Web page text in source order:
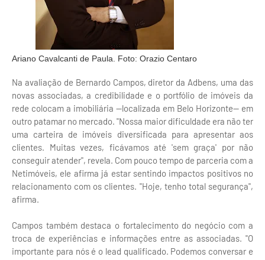
Ariano Cavalcanti de Paula. Foto: Orazio Centaro
Na avaliação de Bernardo Campos, diretor da Adbens, uma das
novas associadas, a credibilidade e o portfólio de imóveis da
rede colocam a imobiliária —localizada em Belo Horizonte— em
outro patamar no mercado. "Nossa maior dificuldade era não ter
uma carteira de imóveis diversificada para apresentar aos
clientes. Muitas vezes, ficávamos até 'sem graça' por não
conseguir atender", revela. Com pouco tempo de parceria com a
Netimóveis, ele afirma já estar sentindo impactos positivos no
relacionamento com os clientes. "Hoje, tenho total segurança",
afirma.
Campos também destaca o fortalecimento do negócio com a
troca de experiências e informações entre as associadas. "O
importante para nós é o lead qualificado. Podemos conversar e